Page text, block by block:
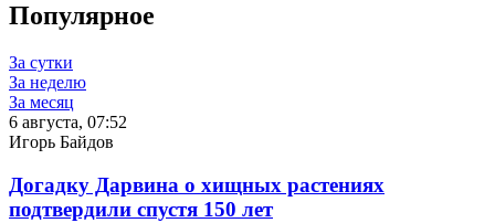
Популярное
За сутки
За неделю
За месяц
6 августа, 07:52
Игорь Байдов
Догадку Дарвина о хищных растениях
подтвердили спустя 150 лет